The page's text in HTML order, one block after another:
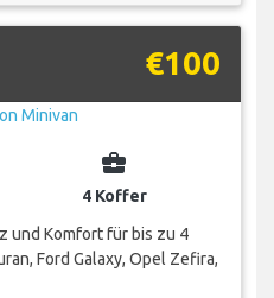
€100
business_center
4 Koffer
und Komfort für bis zu 4
Ford Galaxy, Opel Zefira,